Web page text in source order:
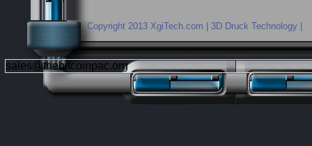
Copyright 2013 XgiTech.com | 3D Druck Technology |
sales@thebitcoinpac.org